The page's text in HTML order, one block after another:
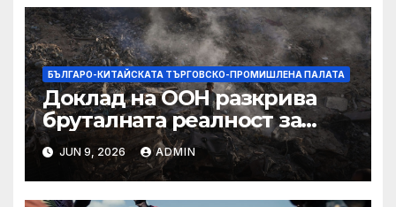
БЪЛГАРО-КИТАЙСКАТА ТЪРГОВСКО-ПРОМИШЛЕНА ПАЛАТА
Доклад на ООН разкрива
бруталната реалност за
палестинците в Газа,
Западния бряг
JUN 9, 2026 ADMIN